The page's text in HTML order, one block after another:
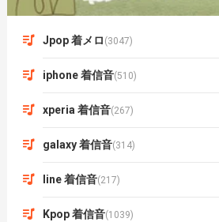
Jpop 着メロ (3047)
iphone 着信音(510)
xperia 着信音(267)
galaxy 着信音(314)
line 着信音(217)
Kpop 着信音(1039)